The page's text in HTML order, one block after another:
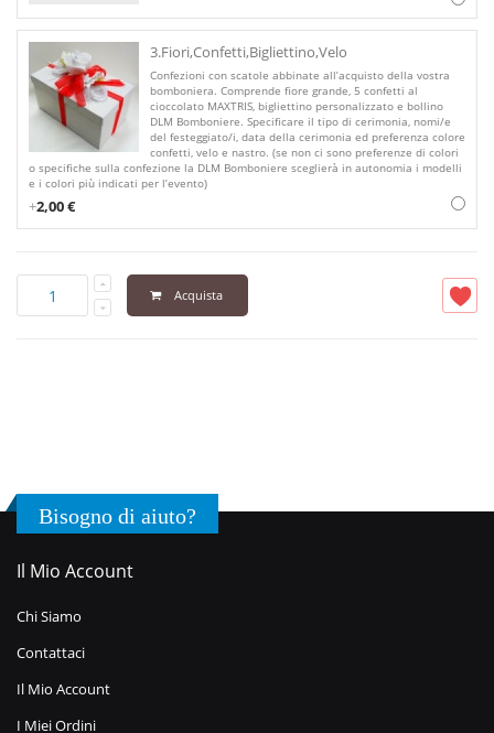
3.Fiori,Confetti,Bigliettino,Velo
Confezioni con scatole abbinate all’acquisto della vostra
bomboniera. Comprende fiore grande, 5 confetti al
cioccolato MAXTRIS, bigliettino personalizzato e bollino
DLM Bomboniere. Specificare il tipo di cerimonia, nomi/e
del festeggiato/i, data della cerimonia ed preferenza colore
confetti, velo e nastro. (se non ci sono preferenze di colori
o specifiche sulla confezione la DLM Bomboniere sceglierà in autonomia i modelli
e i colori più indicati per l’evento)
+2,00 €
Acquista
Bisogno di aiuto?
Il Mio Account
Chi Siamo
Contattaci
Il Mio Account
I Miei Ordini